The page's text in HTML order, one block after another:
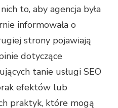
to, aby agencja była
informowała o
strony pojawiają
dotyczące
tanie usługi SEO
efektów lub
praktyk, które mogą